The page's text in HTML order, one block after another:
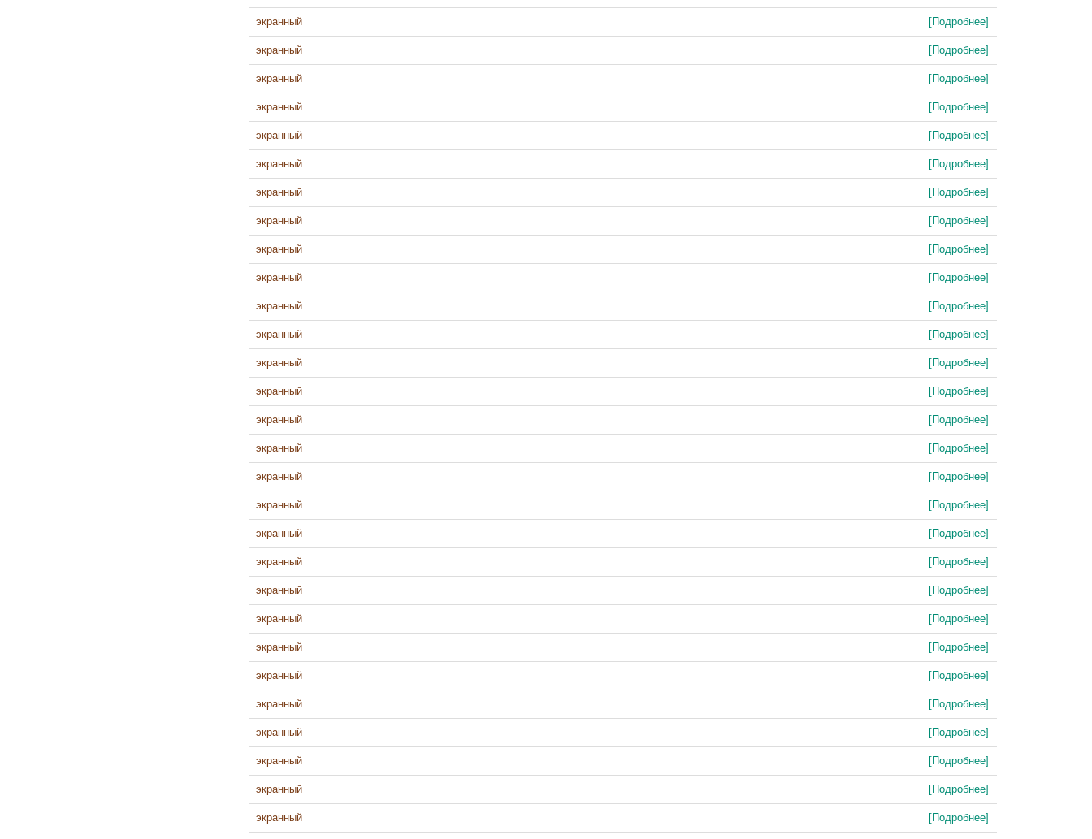
экранный [Подробнее]
экранный [Подробнее]
экранный [Подробнее]
экранный [Подробнее]
экранный [Подробнее]
экранный [Подробнее]
экранный [Подробнее]
экранный [Подробнее]
экранный [Подробнее]
экранный [Подробнее]
экранный [Подробнее]
экранный [Подробнее]
экранный [Подробнее]
экранный [Подробнее]
экранный [Подробнее]
экранный [Подробнее]
экранный [Подробнее]
экранный [Подробнее]
экранный [Подробнее]
экранный [Подробнее]
экранный [Подробнее]
экранный [Подробнее]
экранный [Подробнее]
экранный [Подробнее]
экранный [Подробнее]
экранный [Подробнее]
экранный [Подробнее]
экранный [Подробнее]
экранный [Подробнее]